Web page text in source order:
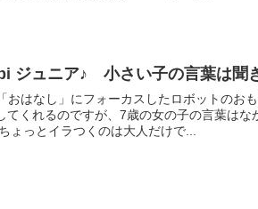
ジュニア♪ 小さい子の言葉は聞
おはなし」にフォーカスしたロボットのおも
てくれるのですが、7歳の女の子の言葉は
にちょっとイラつくのは大人だけで...